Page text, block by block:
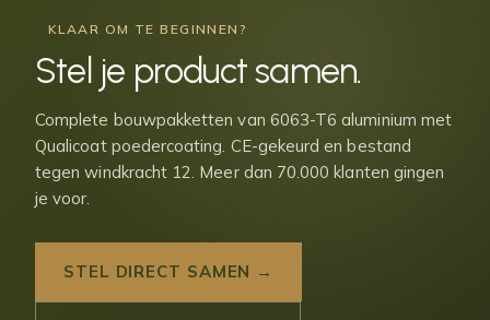
KLAAR OM TE BEGINNEN?
Stel je product samen.
Complete bouwpakketten van 6063-T6 aluminium met
Qualicoat poedercoating. CE-gekeurd en bestand
tegen windkracht 12. Meer dan 70.000 klanten gingen
je voor.
STEL DIRECT SAMEN →